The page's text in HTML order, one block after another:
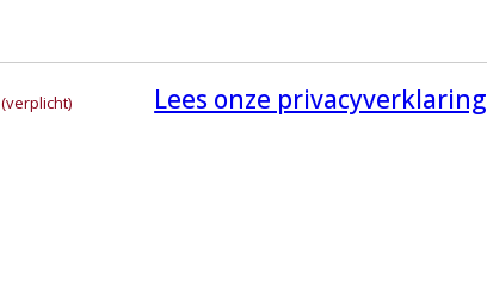
(verplicht) Lees onze privacyverklaring